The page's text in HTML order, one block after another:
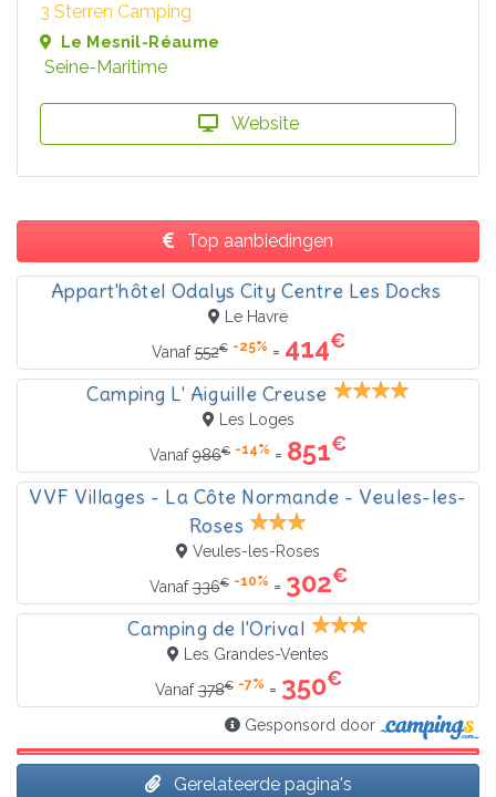
3 Sterren Camping
Le Mesnil-Réaume
Seine-Maritime
Website
Top aanbiedingen
Appart'hôtel Odalys City Centre Les Docks
Le Havre
Vanaf552€ -25% = 414€
Camping L' Aiguille Creuse
Les Loges
Vanaf986€ -14% = 851€
VVF Villages - La Côte Normande - Veules-les-
Roses
Veules-les-Roses
Vanaf336€ -10% = 302€
Camping de l'Orival
Les Grandes-Ventes
Vanaf378€ -7% = 350€
Gesponsord door
Gerelateerde pagina's